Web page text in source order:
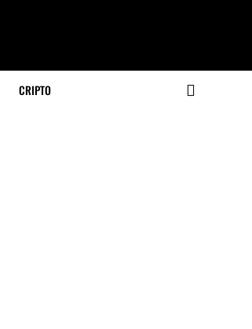
CRIPTO